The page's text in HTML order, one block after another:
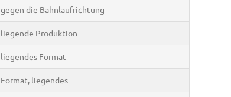
gegen die Bahnlaufrichtung
liegende Produktion
liegendes Format
Format, liegendes